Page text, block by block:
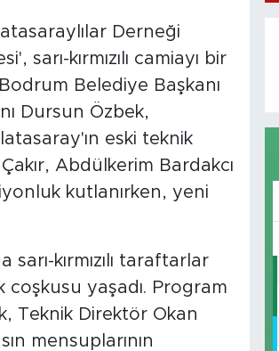
Derneği
kırmızılı camiayı bir
Belediye Başkanı
Dursun Özbek,
eski teknik
Abdülkerim Bardakcı
kutlanırken, yeni
kırmızılı taraftarlar
yaşadı. Program
Teknik Direktör Okan
mensuplarının